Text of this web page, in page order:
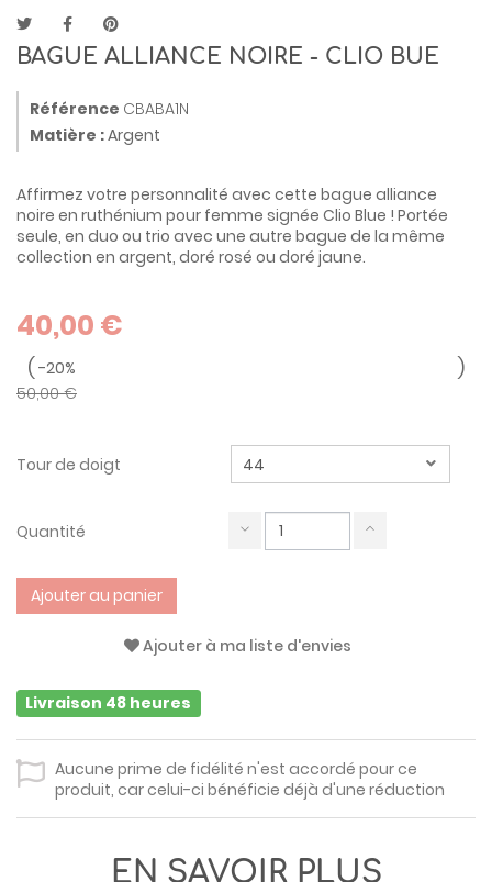
BAGUE ALLIANCE NOIRE - CLIO BUE
Référence CBABA1N
Matière :Argent
Affirmez votre personnalité avec cette bague alliance
noire en ruthénium pour femme signée Clio Blue ! Portée
seule, en duo ou trio avec une autre bague de la même
collection en argent, doré rosé ou doré jaune.
40,00 €
-20%
50,00 €
Tour de doigt
Quantité
Ajouter au panier
Ajouter à ma liste d'envies
Livraison 48 heures
Aucune prime de fidélité n'est accordé pour ce
produit, car celui-ci bénéficie déjà d'une réduction
EN SAVOIR PLUS